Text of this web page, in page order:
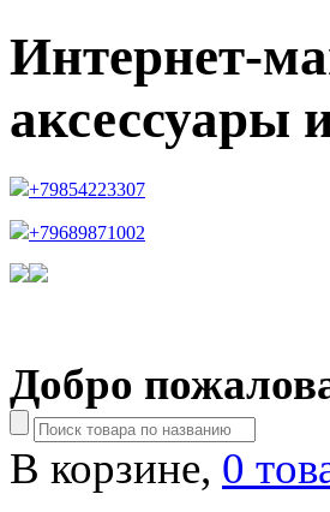
Интернет-
аксессуары
+79854223307
+79689871002
Добро
В корзине, 0